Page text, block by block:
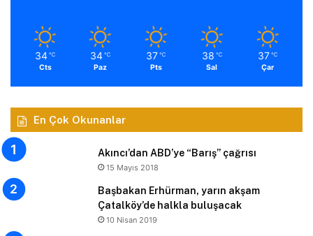
34 ℃
Cts
34 ℃
Paz
37 ℃
Pts
38 ℃
Sal
37 ℃
Çar
En Çok Okunanlar
Akıncı’dan ABD’ye “Barış” çağrısı
15 Mayıs 2018
Başbakan Erhürman, yarın akşam
Çatalköy’de halkla buluşacak
10 Nisan 2019